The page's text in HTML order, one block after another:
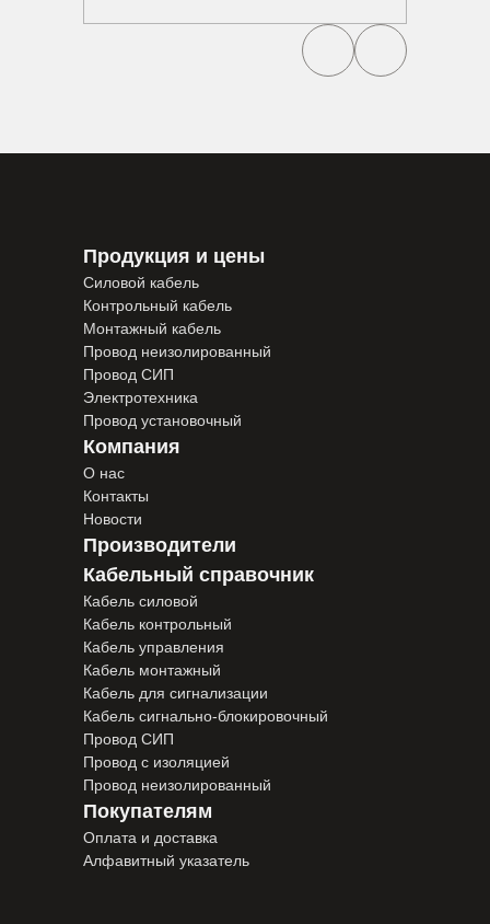
Продукция и цены
Силовой кабель
Контрольный кабель
Монтажный кабель
Провод неизолированный
Провод СИП
Электротехника
Провод установочный
Компания
О нас
Контакты
Новости
Производители
Кабельный справочник
Кабель силовой
Кабель контрольный
Кабель управления
Кабель монтажный
Кабель для сигнализации
Кабель сигнально-блокировочный
Провод СИП
Провод с изоляцией
Провод неизолированный
Покупателям
Оплата и доставка
Алфавитный указатель